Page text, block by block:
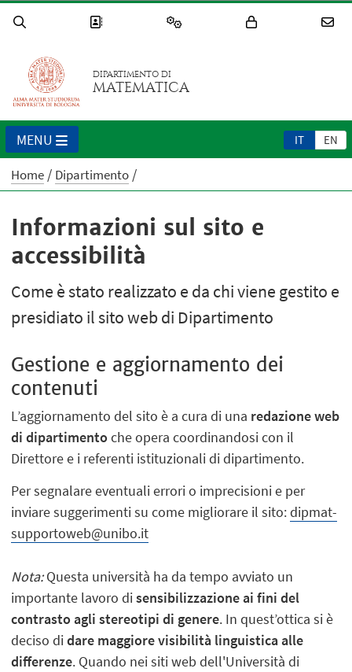
DIPARTIMENTO DI
MATEMATICA
IT EN
MENU
Home Dipartimento
Informazioni sul sito e
accessibilità
Come è stato realizzato e da chi viene gestito e
presidiato il sito web di Dipartimento
Gestione e aggiornamento dei
contenuti
L’aggiornamento del sito è a cura di una redazione web
di dipartimentoche opera coordinandosi con il
Direttore e i referenti istituzionali di dipartimento.
Per segnalare eventuali errori o imprecisioni e per
inviare suggerimenti su come migliorare il sito:dipmat-
supportoweb@unibo.it
Nota:Questa università ha da tempo avviato un
importante lavoro disensibilizzazione ai fini del
contrasto agli stereotipi di genere. In quest’ottica si è
deciso didare maggiore visibilità linguistica alle
differenze. Quando nei siti web dell'Università di